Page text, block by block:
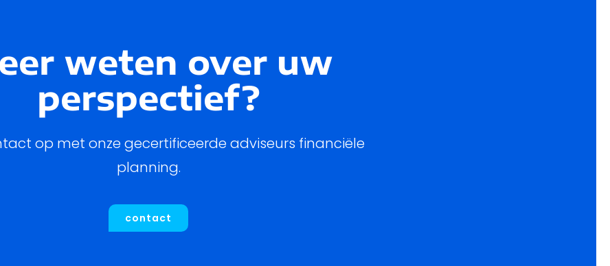
weten over uw
perspectief?
op met onze gecertificeerde adviseurs financiële
planning.
contact